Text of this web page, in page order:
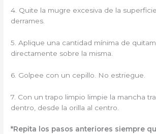
4. Quite la mugre excesiva de la
derrames.
5. Aplique una cantidad mínima de
directamente sobre la misma.
6. Golpee con un cepillo. No estriegue.
7. Con un trapo limpio limpie la mancha
dentro, desde la orilla al centro.
*Repita los pasos anteriores siempre